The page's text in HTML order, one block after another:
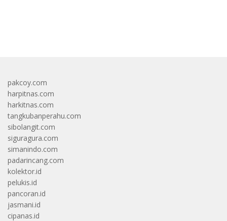
pakcoy.com
harpitnas.com
harkitnas.com
tangkubanperahu.com
sibolangit.com
siguragura.com
simanindo.com
padarincang.com
kolektor.id
pelukis.id
pancoran.id
jasmani.id
cipanas.id